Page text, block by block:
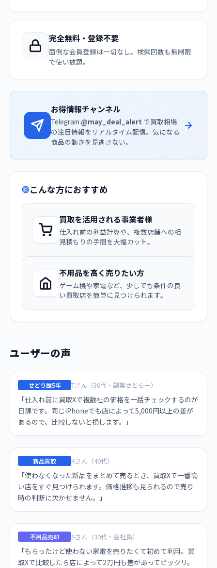
完全無料・登録不要
面倒な会員登録は一切なし。検索回数も無制限
で使い放題。
お得情報チャンネル
Telegram @may_deal_alert で買取相場
の注目情報をリアルタイム配信。気になる
商品の動きを見逃さない。
こんな方におすすめ
買取を活用される事業者様
仕入れ前の利益計算や、複数店舗への相
見積もりの手間を大幅カット。
不用品を高く売りたい方
ゲーム機や家電など、少しでも条件の良
い買取店を簡単に見つけられます。
ユーザーの声
せどり歴5年 Tさん（30代・副業せどらー）
「仕入れ前に買取Xで複数社の価格を一括チェックするのが
日課です。同じiPhoneでも店によって5,000円以上の差が
あるので、比較しないと損します。」
新品買取 Kさん（40代）
「使わなくなった新品をまとめて売るとき、買取Xで一番高
い店をすぐ見つけられます。価格推移も見られるので売り
時の判断に欠かせません。」
不用品売却 Sさん（30代・会社員）
「もらったけど使わない家電を売りたくて初めて利用。買
取Xで比較したら店によって2万円も差があってビックリ。